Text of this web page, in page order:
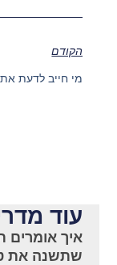
הקודם
מי חייב לדעת
עוד
איך
שתשנה את